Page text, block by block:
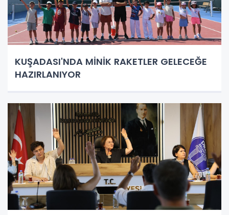
KUŞADASI'NDA MİNİK RAKETLER GELECEĞE
HAZIRLANIYOR